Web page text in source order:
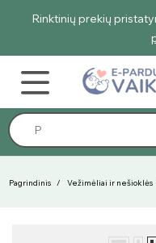
Rinktinių prekių
Pagrindinis Vežimėliai ir nešioklės